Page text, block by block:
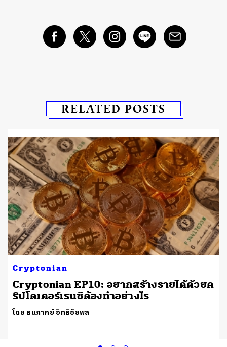
RELATED POSTS
Cryptonian
Cryptonian EP10: อยากสร้างรายได้ด้วยค
ริปโตเคอร์เรนซีต้องทำอย่างไร
โดย ธนภาคย์ อิทธิชัยพล